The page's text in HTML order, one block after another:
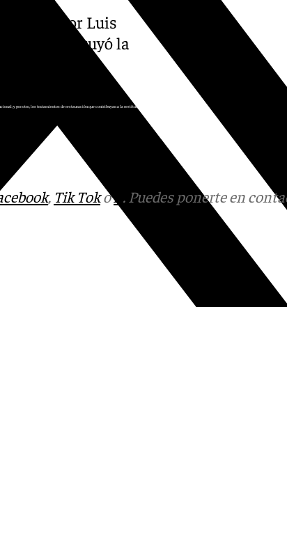
escultor Luis
que destruyó la
desaparecida.
y por otro, los tratamientos de restauración que contribuyan a la restitución
, Tik TokoX . Puedes ponerte en